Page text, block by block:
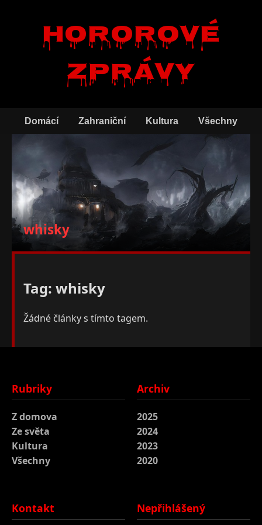
Hororové
zprávy
Domácí Zahraniční Kultura Všechny
whisky
Tag: whisky
Žádné články s tímto tagem.
Rubriky
Z domova
Ze světa
Kultura
Všechny
Archiv
2025
2024
2023
2020
Kontakt Nepřihlášený